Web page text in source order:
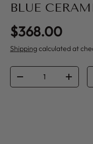
BLUE
Regular price
$368.00
Shipping calculated at
Qty
DECREASE QUANTITY